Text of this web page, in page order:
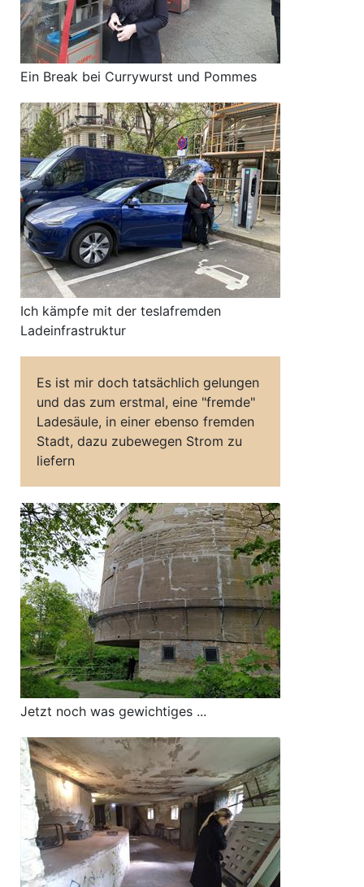
Ein Break bei Currywurst und Pommes
Ich kämpfe mit der teslafremden
Ladeinfrastruktur
Es ist mir doch tatsächlich gelungen
und das zum erstmal, eine "fremde"
Ladesäule, in einer ebenso fremden
Stadt, dazu zubewegen Strom zu
liefern
Jetzt noch was gewichtiges ...